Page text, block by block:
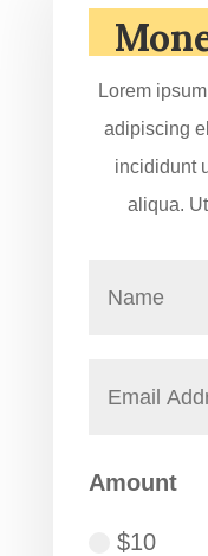
Lorem
adipiscing
incididunt
aliqua.
Amount
$10